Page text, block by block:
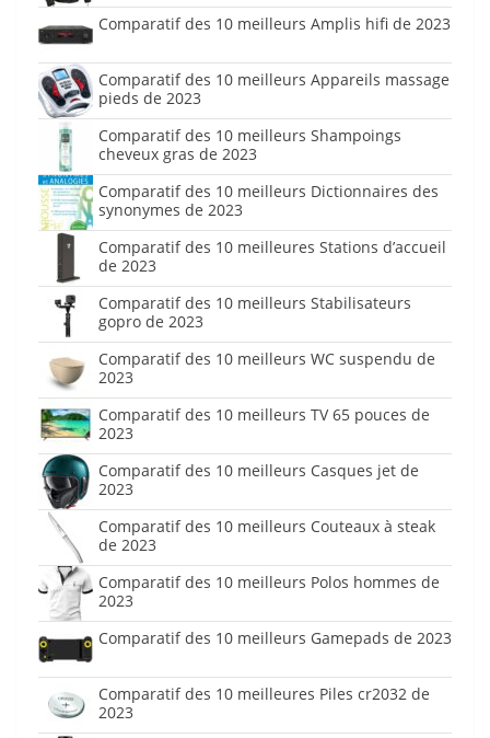
Comparatif des 10 meilleurs Amplis hifi de 2023
Comparatif des 10 meilleurs Appareils massage
pieds de 2023
Comparatif des 10 meilleurs Shampoings
cheveux gras de 2023
Comparatif des 10 meilleurs Dictionnaires des
synonymes de 2023
Comparatif des 10 meilleures Stations d’accueil
de 2023
Comparatif des 10 meilleurs Stabilisateurs
gopro de 2023
Comparatif des 10 meilleurs WC suspendu de
2023
Comparatif des 10 meilleurs TV 65 pouces de
2023
Comparatif des 10 meilleurs Casques jet de
2023
Comparatif des 10 meilleurs Couteaux à steak
de 2023
Comparatif des 10 meilleurs Polos hommes de
2023
Comparatif des 10 meilleurs Gamepads de 2023
Comparatif des 10 meilleures Piles cr2032 de
2023